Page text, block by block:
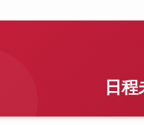
日